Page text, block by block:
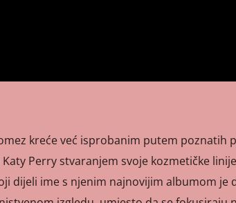
kreće već isprobanim putem poznatih
Perry stvaranjem svoje kozmetičke
dijeli ime s njenim najnovijim albumom je